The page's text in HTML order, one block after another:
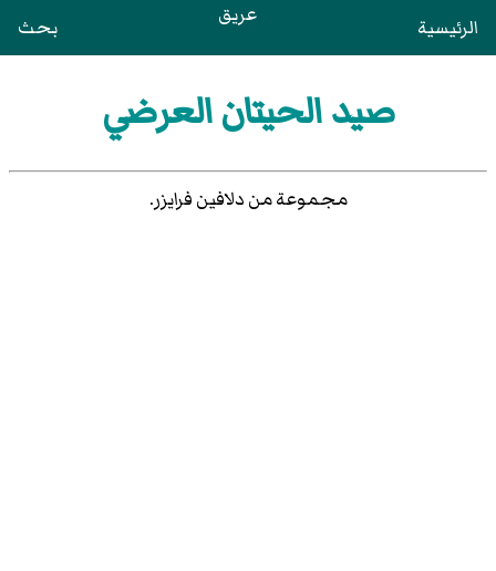
الرئيسية عريق بحث
صيد الحيتان العرضي
مجموعة من دلافين فرايزر.